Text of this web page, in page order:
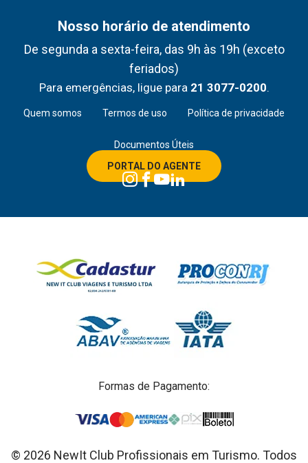
Nosso horário de atendimento
De segunda a sexta-feira, das 9h às 19h (exceto
feriados)
Para emergências, ligue para 21 3077-0200.
Quem somos Termos de uso Política de privacidade
Documentos Úteis
PORTAL DO AGENTE
Formas de Pagamento:
© 2026 NewIt Club Profissionais em Turismo. Todos